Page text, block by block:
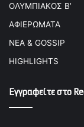
ΟΛΥΜΠΙΑΚΟΣ Β’
ΑΦΙΕΡΩΜΑΤΑ
ΝΕΑ & GOSSIP
HIGHLIGHTS
Εγγραφείτε στο